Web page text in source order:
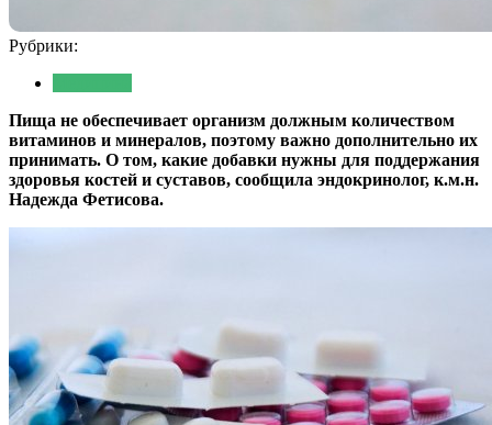
Рубрики:
Пища не обеспечивает организм должным количеством
витаминов и минералов, поэтому важно дополнительно их
принимать. О том, какие добавки нужны для поддержания
здоровья костей и суставов, сообщила эндокринолог, к.м.н.
Надежда Фетисова.